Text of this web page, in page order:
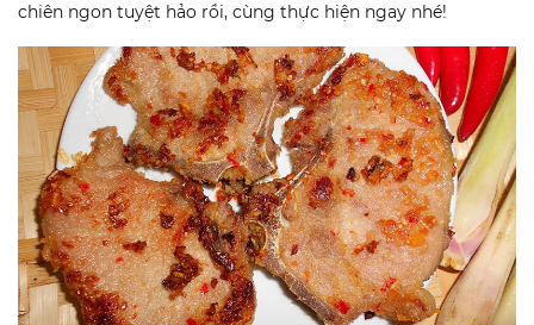
chiên ngon tuyệt hảo rồi, cùng thực hiện ngay nhé!